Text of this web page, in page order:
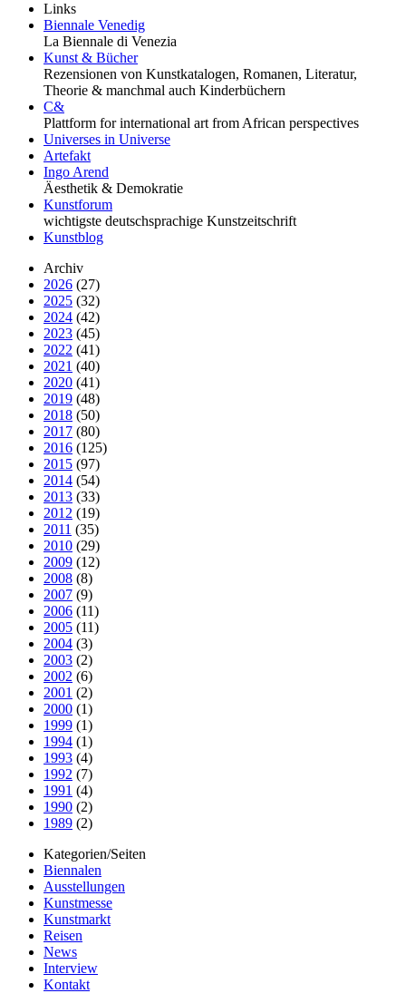
Links
Biennale Venedig
La Biennale di Venezia
Kunst & Bücher
Rezensionen von Kunstkatalogen, Romanen, Literatur,
Theorie & manchmal auch Kinderbüchern
C&
Plattform for international art from African perspectives
Universes in Universe
Artefakt
Ingo Arend
Äesthetik & Demokratie
Kunstforum
wichtigste deutschsprachige Kunstzeitschrift
Kunstblog
Archiv
2026 (27)
2025 (32)
2024 (42)
2023 (45)
2022 (41)
2021 (40)
2020 (41)
2019 (48)
2018 (50)
2017 (80)
2016 (125)
2015 (97)
2014 (54)
2013 (33)
2012 (19)
2011 (35)
2010 (29)
2009 (12)
2008 (8)
2007 (9)
2006 (11)
2005 (11)
2004 (3)
2003 (2)
2002 (6)
2001 (2)
2000 (1)
1999 (1)
1994 (1)
1993 (4)
1992 (7)
1991 (4)
1990 (2)
1989 (2)
Kategorien/Seiten
Biennalen
Ausstellungen
Kunstmesse
Kunstmarkt
Reisen
News
Interview
Kontakt